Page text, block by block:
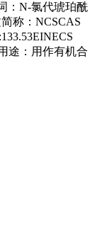
：N-氯代琥珀酰
称：NCSCAS
途：用作有机合